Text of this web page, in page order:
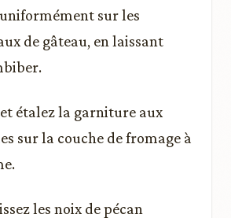
sur les
de gâteau, en laissant
et étalez la garniture aux
sur la couche de fromage à
les noix de pécan